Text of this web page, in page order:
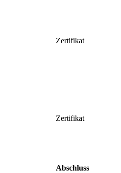
Zertifikat
Zertifikat
Abschluss